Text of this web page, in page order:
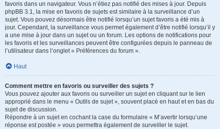
favoris dans un navigateur. Vous n’étiez pas notifié des mises à jour. Depuis
phpBB 3.1, la mise en favoris de sujets est similaire à la surveillance d’un
sujet. Vous pouvez désormais être notifié lorsqu’un sujet favoris a été mis à
jour. Cependant, la surveillance vous permet également d’être notifié lorsqu’il y
a une mise à jour dans un sujet ou un forum. Les options de notifications pour
les favoris et les surveillances peuvent être configurées depuis le panneau de
l’utilisateur dans l’onglet « Préférences du forum ».
Haut
Comment mettre en favoris ou surveiller des sujets ?
Vous pouvez ajouter aux favoris ou surveiller un sujet en cliquant sur le lien
approprié dans le menu « Outils de sujet », souvent placé en haut et en bas du
sujet de discussion.
Répondre à un sujet en cochant la case du formulaire « M’avertir lorsqu’une
réponse est postée » vous permettra également de surveiller le sujet.